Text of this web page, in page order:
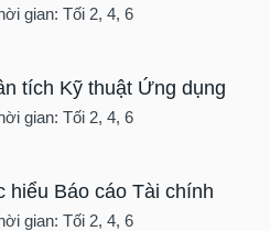
gian: Tối 2, 4, 6
tích Kỹ thuật Ứng dụng
gian: Tối 2, 4, 6
hiểu Báo cáo Tài chính
gian: Tối 2, 4, 6